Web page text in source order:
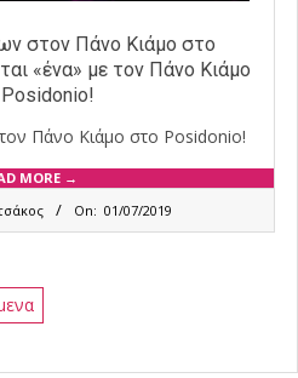
στον Πάνο Κιάμο στο
«ένα» με τον Πάνο Κιάμο
Πάνο Κιάμο στο Posidonio!
MORE →
On: 01/07/2019